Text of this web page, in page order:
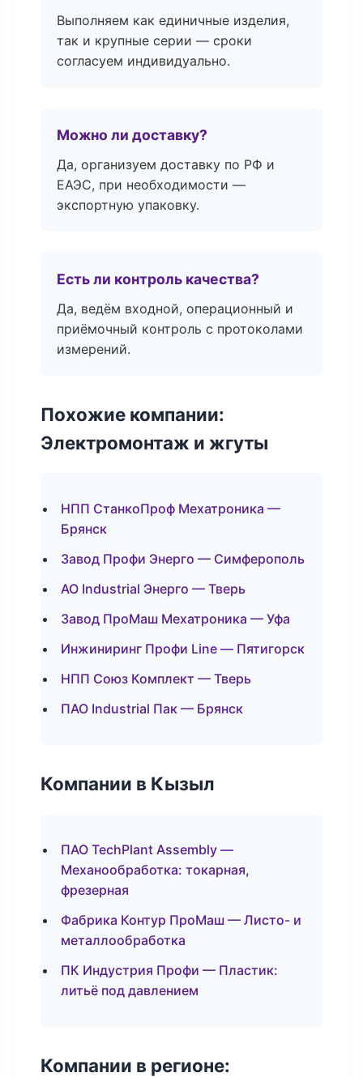
Выполняем как единичные изделия,
так и крупные серии — сроки
согласуем индивидуально.
Можно ли доставку?
Да, организуем доставку по РФ и
ЕАЭС, при необходимости —
экспортную упаковку.
Есть ли контроль качества?
Да, ведём входной, операционный и
приёмочный контроль с протоколами
измерений.
Похожие компании:
Электромонтаж и жгуты
НПП СтанкоПроф Мехатроника —
Брянск
Завод Профи Энерго — Симферополь
АО Industrial Энерго — Тверь
Завод ПроМаш Мехатроника — Уфа
Инжиниринг Профи Line — Пятигорск
НПП Союз Комплект — Тверь
ПАО Industrial Пак — Брянск
Компании в Кызыл
ПАО TechPlant Assembly —
Механообработка: токарная,
фрезерная
Фабрика Контур ПроМаш — Листо- и
металлообработка
ПК Индустрия Профи — Пластик:
литьё под давлением
Компании в регионе: